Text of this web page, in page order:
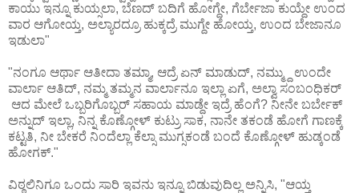
ಕಾಯು ಇನ್ನೂ ಕುಯ್ಸಲಾ, ಬೆಣದ್ ಬದಿಗೆ ಹೋಗ್ದೇ, ಗೆರ್ಬೇಜಾ ಕುಯ್ದೇ ಉಂದ
ವಾರ ಆಗೋಯ್ತ, ಅಲ್ಯಾರದ್ರೂ ಹುಕ್ಕದ್ರೆ ಮುಗ್ದೇ ಹೋಯ್ತ, ಉಂದ ಬೇಜಾನೂ
ಇಡುಲಾ"
"ನಂಗೂ ಆರ್ಥಾ ಆತೀದಾ ತಮ್ಮಾ, ಆದ್ರೆ ಏನ್ ಮಾಡುದ್, ನಮ್ಮ್ದು ಉಂದೇ
ವಾರ್ಲಾ ಆತಿದ್, ನಮ್ಮ ತಮ್ಮನ ವಾರ್ಲಾನೂ ಇಲ್ಲಾ ಏಗೆ, ಅಲ್ವಾ ಸಂಬಂಧಿಕರ್
ಆದ ಮೇಲೆ ಒಬ್ಬರಿಗೊಬ್ಬರ್ ಸಹಾಯ ಮಾಡ್ದೇ ಇದ್ರೆ ಹೆಂಗೆ? ನೀನೇ ಬರ್ಬೇಕ್
ಅನ್ನುದ್ ಇಲ್ಲಾ, ನಿನ್ನ ಕೊಣ್ಗೋಳ್ ಕುಟ್ರು ಸಾಕ, ನಾನೇ ತಕಂಡೆ ಹೋಗೆ ಗಾಣಕ್ಕೆ
ಕಟ್ಟತಿ, ನೀ ಬೇಕರೆ ನಿಂದೆಲ್ಲಾ ಕೆಲ್ಸಾ ಮುಗ್ಸಕಂಡೆ ಬಂದೆ ಕೊಣ್ಗೋಳ್ ಹುಡ್ಕಂಡೆ
ಹೋಗಕ್."
ವಿಠ್ಠಲಿನಿಗೂ ಒಂದು ಸಾರಿ ಇವನು ಇನ್ನೂ ಬಿಡುವುದಿಲ್ಲ ಅನ್ನಿಸಿ, "ಆಯ್ತ